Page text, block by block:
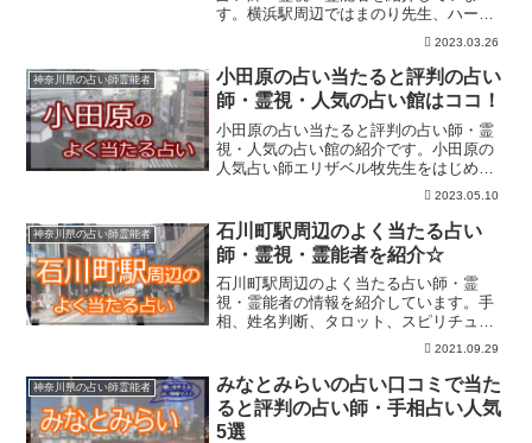
す。横浜駅周辺ではまのり先生、ハーフ
ムーン、キロヤスノリ先生、愛タロッ
ト、竹下先生、セラピールームテラ開運
館ヨドバシ鑑定所など人気の占いスポッ
トがいくつもあります！
2023.03.26
神奈川県の占い師霊能者
小田原の占い当たると評判の占い
師・霊視・人気の占い館はココ！
小田原の占い当たると評判の占い師・霊
視・人気の占い館の紹介です。小田原の
人気占い師エリザベル牧先生をはじめル
ルドの部屋、ラスカ、手相の藍先生、epo
の神公社など人気の占いが幾つもありま
す。事前予約の上お出かけくださいね。
2023.05.10
神奈川県の占い師霊能者
石川町駅周辺のよく当たる占い
師・霊視・霊能者を紹介☆
石川町駅周辺のよく当たる占い師・霊
視・霊能者の情報を紹介しています。手
相、姓名判断、タロット、スピリチュア
ル、霊感、霊視、オーラ判断など占術は
んは予約制の場合もありますので事前に
予約を入れてお出かけくださいね。
2021.09.29
神奈川県の占い師霊能者
みなとみらいの占い口コミで当た
ると評判の占い師・手相占い人気
5選